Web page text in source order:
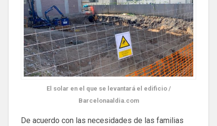
El solar en el que se levantará el edificio /
Barcelonaaldia.com
De acuerdo con las necesidades de las familias